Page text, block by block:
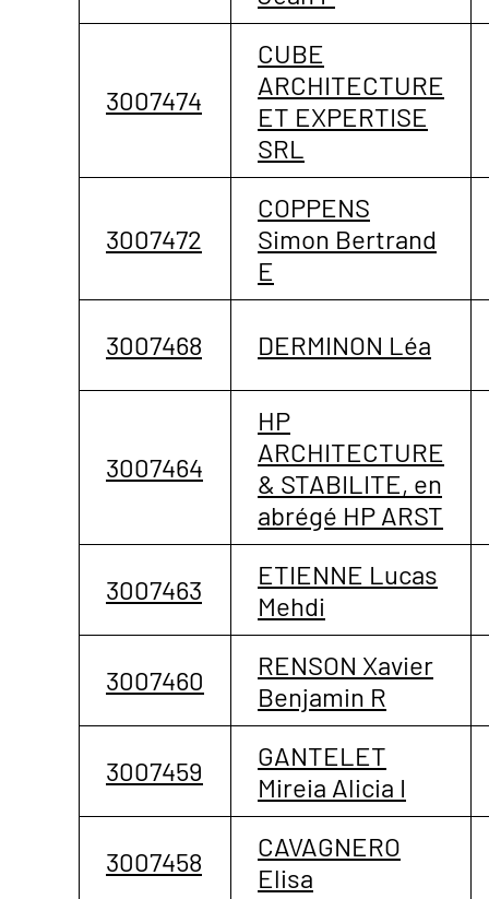
3007474
CUBE
ARCHITECTURE
ET EXPERTISE
SRL
3007472
COPPENS
Simon Bertrand
E
3007468 DERMINON Léa
3007464
HP
ARCHITECTURE
& STABILITE, en
abrégé HP ARST
3007463
ETIENNE Lucas
Mehdi
3007460
RENSON Xavier
Benjamin R
3007459
GANTELET
Mireia Alicia I
3007458
CAVAGNERO
Elisa